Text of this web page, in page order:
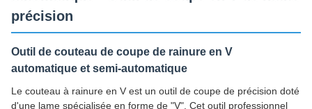
précision
Outil de couteau de coupe de rainure en V
automatique et semi-automatique
Le couteau à rainure en V est un outil de coupe de précision doté
d'une lame spécialisée en forme de "V". Cet outil professionnel